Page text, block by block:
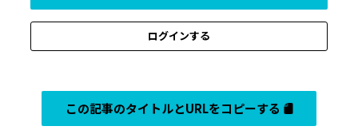
ログインする
この記事のタイトルとURLをコピーする